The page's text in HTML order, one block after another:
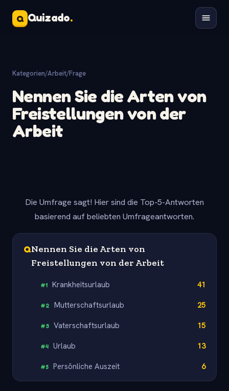
Q Quizado.
Kategorien/Arbeit/Frage
Nennen Sie die Arten von
Freistellungen von der
Arbeit
Die Umfrage sagt! Hier sind die Top-5-Antworten
basierend auf beliebten Umfrageantworten.
QNennen Sie die Arten von
Freistellungen von der Arbeit
#1 Krankheitsurlaub 41
#2 Mutterschaftsurlaub 25
#3 Vaterschaftsurlaub 15
#4 Urlaub 13
#5 Persönliche Auszeit 6